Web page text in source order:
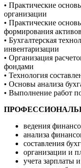
• Практические
организации
• Практические
формирования
• Бухгалтерская
инвентаризации
• Организация
фондами
• Технология
• Основы анализа
• Выполнение работ
ведения
анализа
составления
организации и
учета зарплаты